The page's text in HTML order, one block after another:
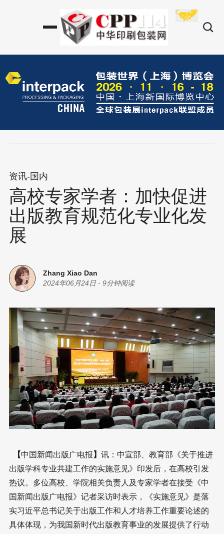
资讯-国内
高校专家学者：加快促进
出版教育规范化专业化发
展
Zhang Xiao Dan
2024年06月24日 - 9分钟阅读
【中国新闻出版广电报 】 讯：中宣部、教育部《关于推进
出版学科专业共建工作的实施意见》印发后，在高校引发
热议。多位高校、学院相关负责人及专家学者在接受《中
国新闻出版广电报》记者采访时表示，《实施意见》是落
实习近平总书记关于出版工作和人才培养工作重要论述的
具体体现，为我国新时代出版教育事业的发展提供了行动